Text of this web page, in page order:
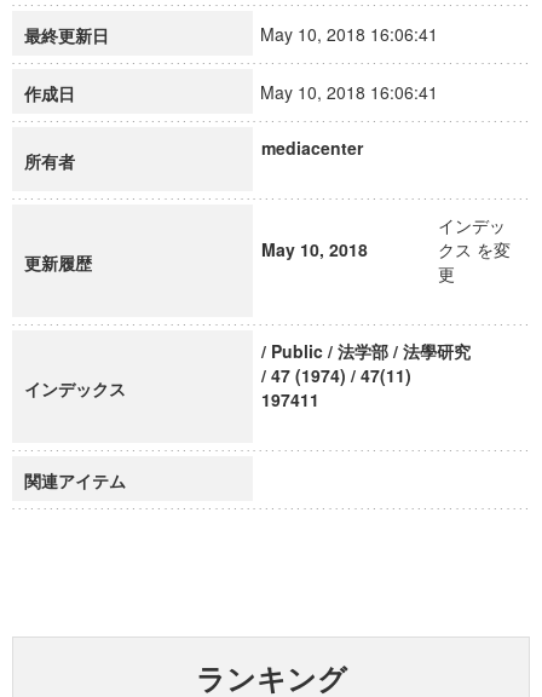
最終更新日 May 10, 2018 16:06:41
作成日 May 10, 2018 16:06:41
所有者
mediacenter
更新履歴
May 10, 2018
インデッ
クス を変
更
インデックス
/ Public / 法学部 / 法學研究
/ 47 (1974) / 47(11)
197411
関連アイテム
ランキング